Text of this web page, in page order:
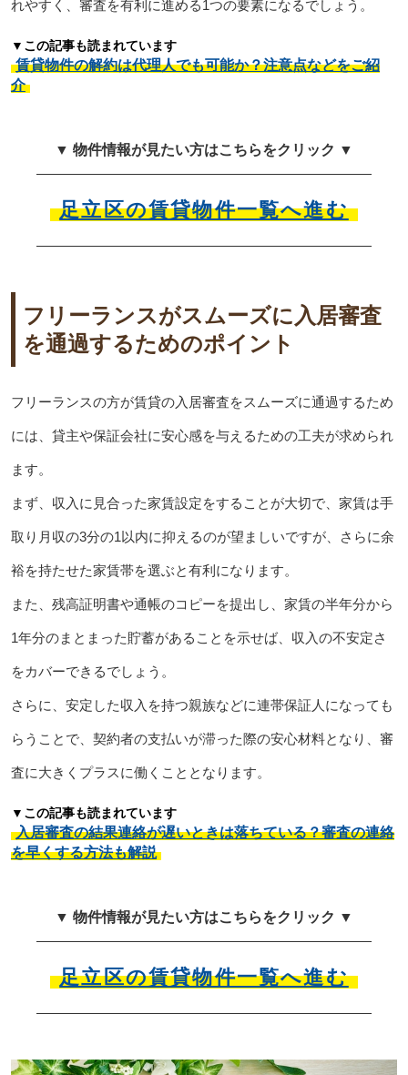
れやすく、審査を有利に進める1つの要素になるでしょう。
▼この記事も読まれています
賃貸物件の解約は代理人でも可能か？注意点などをご紹
介
▼ 物件情報が見たい方はこちらをクリック ▼
足立区の賃貸物件一覧へ進む
フリーランスがスムーズに入居審査
を通過するためのポイント
フリーランスの方が賃貸の入居審査をスムーズに通過するため
には、貸主や保証会社に安心感を与えるための工夫が求められ
ます。
まず、収入に見合った家賃設定をすることが大切で、家賃は手
取り月収の3分の1以内に抑えるのが望ましいですが、さらに余
裕を持たせた家賃帯を選ぶと有利になります。
また、残高証明書や通帳のコピーを提出し、家賃の半年分から
1年分のまとまった貯蓄があることを示せば、収入の不安定さ
をカバーできるでしょう。
さらに、安定した収入を持つ親族などに連帯保証人になっても
らうことで、契約者の支払いが滞った際の安心材料となり、審
査に大きくプラスに働くこととなります。
▼この記事も読まれています
入居審査の結果連絡が遅いときは落ちている？審査の連絡
を早くする方法も解説
▼ 物件情報が見たい方はこちらをクリック ▼
足立区の賃貸物件一覧へ進む